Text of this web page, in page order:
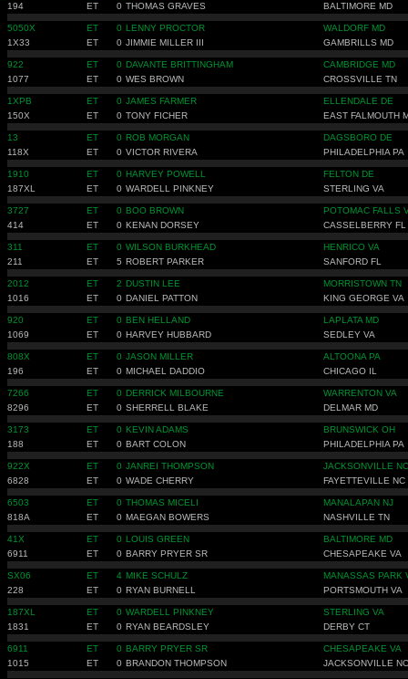
194
ET 0 THOMAS GRAVES BALTIMORE MD
5050X ET 0 LENNY PROCTOR
WALDORF MD
1X33
ET 0 JIMMIE MILLER III GAMBRILLS MD
922 ET 0 DAVANTE BRITTINGHAM
CAMBRIDGE MD
1077
ET 0 WES BROWN CROSSVILLE TN
1XPB ET 0 JAMES FARMER
ELLENDALE DE
150X
ET 0 TONY FICHER EAST FALMOUTH
13 ET 0 ROB MORGAN
DAGSBORO DE
118X
ET 0 VICTOR RIVERA PHILADELPHIA PA
1910 ET 0 HARVEY POWELL
FELTON DE
187XL
ET 0 WARDELL PINKNEY STERLING VA
3727 ET 0 BOO BROWN
POTOMAC FALLS
414
ET 0 KENAN DORSEY CASSELBERRY FL
311 ET 0 WILSON BURKHEAD
HENRICO VA
211
ET 5 ROBERT PARKER SANFORD FL
2012 ET 2 DUSTIN LEE
MORRISTOWN TN
1016
ET 0 DANIEL PATTON KING GEORGE VA
920 ET 0 BEN HELLAND
LAPLATA MD
1069
ET 0 HARVEY HUBBARD SEDLEY VA
808X ET 0 JASON MILLER
ALTOONA PA
196
ET 0 MICHAEL DADDIO CHICAGO IL
7266 ET 0 DERRICK MILBOURNE
WARRENTON VA
8296
ET 0 SHERRELL BLAKE DELMAR MD
3173 ET 0 KEVIN ADAMS
BRUNSWICK OH
188
ET 0 BART COLON PHILADELPHIA PA
922X ET 0 JANREI THOMPSON
JACKSONVILLE NC
6828
ET 0 WADE CHERRY FAYETTEVILLE NC
6503 ET 0 THOMAS MICELI
MANALAPAN NJ
818A
ET 0 MAEGAN BOWERS NASHVILLE TN
41X ET 0 LOUIS GREEN
BALTIMORE MD
6911
ET 0 BARRY PRYER SR CHESAPEAKE VA
SX06 ET 4 MIKE SCHULZ
MANASSAS PARK
228
ET 0 RYAN BURNELL PORTSMOUTH VA
187XL ET 0 WARDELL PINKNEY
STERLING VA
1831
ET 0 RYAN BEARDSLEY DERBY CT
6911 ET 0 BARRY PRYER SR
CHESAPEAKE VA
1015
ET 0 BRANDON THOMPSON JACKSONVILLE NC